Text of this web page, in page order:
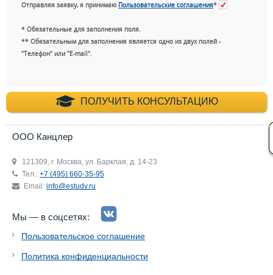
Отправляя заявку, я принимаю Пользовательские соглашения*
* Обязательные для заполнения поля.
** Обязательным для заполнения является одно из двух полей -
"Телефон" или "E-mail".
ПОЛУЧИТЬ КОНСУЛЬТАЦИЮ
+7 (495) 660-35-
ООО Канцлер
121309, г. Москва, ул. Барклая, д. 14-23
Тел.: +7 (495) 660-35-95
Email: info@estudy.ru
Мы — в соцсетях:
Пользовательское соглашение
Политика конфиденциальности